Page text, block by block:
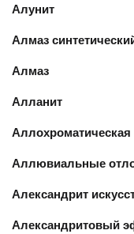
Алунит
Алмаз
Алмаз
Алланит
Аллохроматическая
Аллювиальные
Александрит
Александритовый